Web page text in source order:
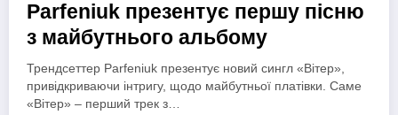
Parfeniuk презентує першу пісню
з майбутнього альбому
Трендсеттер Parfeniuk презентує новий сингл «Вітер»,
привідкриваючи інтригу, щодо майбутньої платівки. Саме
«Вітер» – перший трек з…